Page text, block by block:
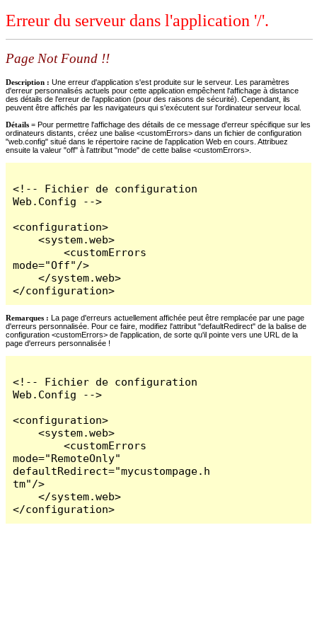
Erreur du serveur dans l'application '/'.
Page Not Found !!
Description : Une erreur d'application s'est produite sur le serveur. Les paramètres
d'erreur personnalisés actuels pour cette application empêchent l'affichage à distance
des détails de l'erreur de l'application (pour des raisons de sécurité). Cependant, ils
peuvent être affichés par les navigateurs qui s'exécutent sur l'ordinateur serveur local.
Détails = Pour permettre l'affichage des détails de ce message d'erreur spécifique sur les
ordinateurs distants, créez une balise <customErrors> dans un fichier de configuration
"web.config" situé dans le répertoire racine de l'application Web en cours. Attribuez
ensuite la valeur "off" à l'attribut "mode" de cette balise <customErrors>.
<!-- Fichier de configuration
Web.Config -->
<configuration>
    <system.web>
        <customErrors
mode="Off"/>
    </system.web>
</configuration>
Remarques : La page d'erreurs actuellement affichée peut être remplacée par une page
d'erreurs personnalisée. Pour ce faire, modifiez l'attribut "defaultRedirect" de la balise de
configuration <customErrors> de l'application, de sorte qu'il pointe vers une URL de la
page d'erreurs personnalisée !
<!-- Fichier de configuration
Web.Config -->
<configuration>
    <system.web>
        <customErrors
mode="RemoteOnly"
defaultRedirect="mycustompage.h
tm"/>
    </system.web>
</configuration>